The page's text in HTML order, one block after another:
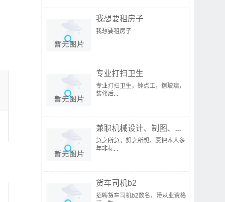
我想要租房子
我想要租房子
专业打扫卫生
专业打扫卫生，钟点工，擦玻璃，
装修后...
兼职机械设计、制图、...
急之所急，想之所想。愿把本人多
年非标...
货车司机b2
招聘货车司机b2数名，带从业资格